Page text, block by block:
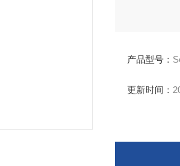
产品型号：
更新时间：